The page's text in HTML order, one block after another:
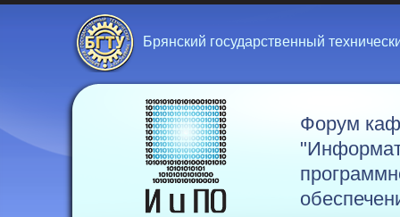
Брянский государственный
Форум